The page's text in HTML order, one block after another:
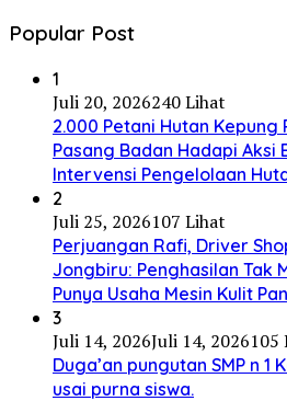
Popular Post
1
Juli 20, 2026240 Lihat
2.000 Petani Hutan Kepung
Pasang Badan Hadapi Aksi
Intervensi Pengelolaan
2
Juli 25, 2026107 Lihat
Perjuangan Rafi, Driver
Jongbiru: Penghasilan Tak
Punya Usaha Mesin Kulit
3
Juli 14, 2026Juli 14, 2026105
Duga’an pungutan SMP n
usai purna siswa.